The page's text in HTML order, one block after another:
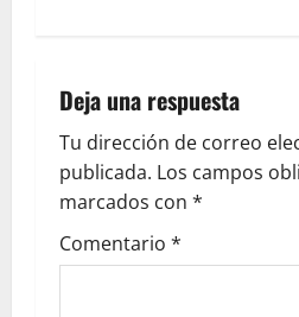
Deja una respuesta
Tu dirección de correo
publicada. Los campos
marcados con *
Comentario *